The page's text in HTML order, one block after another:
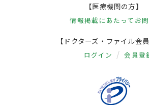
【医療機関の方】
情報掲載にあたって お
【ドクターズ・ファイル会員
ログイン 会員登